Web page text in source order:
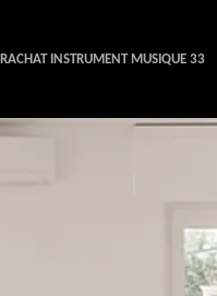
RACHAT INSTRUMENT MUSIQUE 33